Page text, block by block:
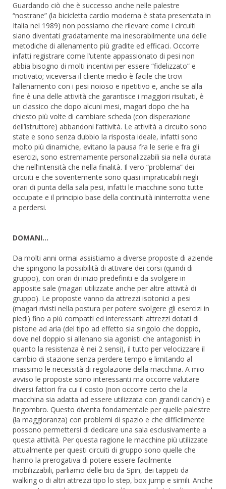
Guardando ciò che è successo anche nelle palestre
“nostrane” (la bicicletta cardio moderna è stata presentata in
Italia nel 1989) non possiamo che rilevare come i circuiti
siano diventati gradatamente ma inesorabilmente una delle
metodiche di allenamento più gradite ed efficaci. Occorre
infatti registrare come l’utente appassionato di pesi non
abbia bisogno di molti incentivi per essere “fidelizzato” e
motivato; viceversa il cliente medio è facile che trovi
l’allenamento con i pesi noioso e ripetitivo e, anche se alla
fine è una delle attività che garantisce i maggiori risultati, è
un classico che dopo alcuni mesi, magari dopo che ha
chiesto più volte di cambiare scheda (con disperazione
dell’istruttore) abbandoni l’attività. Le attività a circuito sono
state e sono senza dubbio la risposta ideale, infatti sono
molto più dinamiche, evitano la pausa fra le serie e fra gli
esercizi, sono estremamente personalizzabili sia nella durata
che nell’intensità che nella finalità. Il vero “problema” dei
circuiti e che soventemente sono quasi impraticabili negli
orari di punta della sala pesi, infatti le macchine sono tutte
occupate e il principio base della continuità ininterrotta viene
a perdersi.
DOMANI…
Da molti anni ormai assistiamo a diverse proposte di aziende
che spingono la possibilità di attivare dei corsi (quindi di
gruppo), con orari di inizio predefiniti e da svolgere in
apposite sale (magari utilizzate anche per altre attività di
gruppo). Le proposte vanno da attrezzi isotonici a pesi
(magari rivisti nella postura per potere svolgere gli esercizi in
piedi) fino a più compatti ed interessanti attrezzi dotati di
pistone ad aria (del tipo ad effetto sia singolo che doppio,
dove nel doppio si allenano sia agonisti che antagonisti in
quanto la resistenza è nei 2 sensi), il tutto per velocizzare il
cambio di stazione senza perdere tempo e limitando al
massimo le necessità di regolazione della macchina. A mio
avviso le proposte sono interessanti ma occorre valutare
diversi fattori fra cui il costo (non occorre certo che la
macchina sia adatta ad essere utilizzata con grandi carichi) e
l’ingombro. Questo diventa fondamentale per quelle palestre
(la maggioranza) con problemi di spazio e che difficilmente
possono permettersi di dedicare una sala esclusivamente a
questa attività. Per questa ragione le macchine più utilizzate
attualmente per questi circuiti di gruppo sono quelle che
hanno la prerogativa di potere essere facilmente
mobilizzabili, parliamo delle bici da Spin, dei tappeti da
walking o di altri attrezzi tipo lo step, box jump e simili. Anche